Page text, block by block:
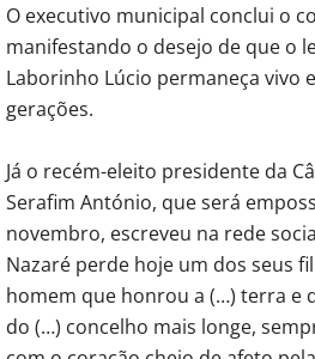
O executivo municipal conclui o
manifestando o desejo de que o
Laborinho Lúcio permaneça vivo
gerações.
Já o recém-eleito presidente da
Serafim António, que será
novembro, escreveu na rede
Nazaré perde hoje um dos seus
homem que honrou a (…) terra e
do (…) concelho mais longe,